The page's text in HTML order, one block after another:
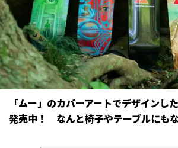
「ムー」のカバーアートでデザインし
発売中！ なんと椅子やテーブルにもな